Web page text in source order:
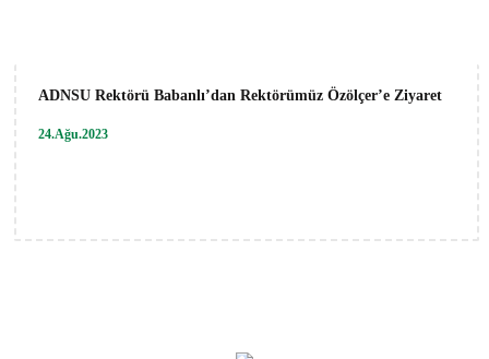
ADNSU Rektörü Babanlı’dan Rektörümüz Özölçer’e Ziyaret
24.Ağu.2023